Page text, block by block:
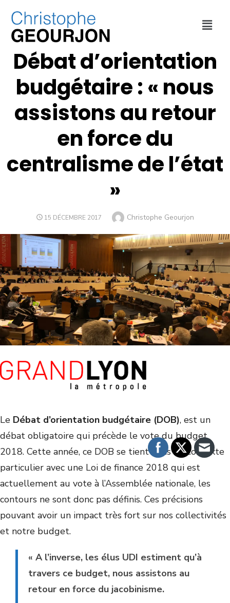
COLLECTIVITÉ FINANCES ,INTERVENTIONS
Débat d’orientation
budgétaire : « nous
assistons au retour
en force du
centralisme de l’état
»
15 DÉCEMBRE 2017 Christophe Geourjon
Le Débat d’orientation budgétaire (DOB), est un
débat obligatoire qui précède le vote du budget
2018. Cette année, ce DOB se tient dans un contexte
particulier avec une Loi de finance 2018 qui est
actuellement au vote à l’Assemblée nationale, les
contours ne sont donc pas définis. Ces précisions
pouvant avoir un impact très fort sur nos collectivités
et notre budget.
« A l’inverse, les élus UDI estiment qu’à
travers ce budget, nous assistons au
retour en force du jacobinisme.